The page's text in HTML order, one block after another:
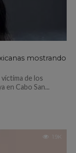
mostrando
de los
en Cabo San...
1.9K